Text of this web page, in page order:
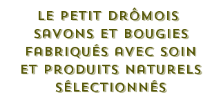
Le petit drômois
savons et bougies
fabriqués avec soin
et produits naturels
sélectionnés